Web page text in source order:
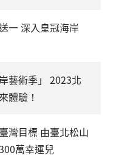
一 深入皇冠海岸
藝術季」 2023北
體驗！
灣目標 由臺北松山
萬幸運兒